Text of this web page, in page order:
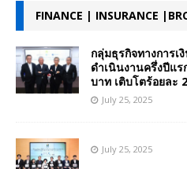
FINANCE | INSURANCE
กลุ่มธุรกิจทางการเ
ดำเนินงานครึ่งปีแ
บาท เติบโตร้อยละ
July 25, 2025
July 25, 2025